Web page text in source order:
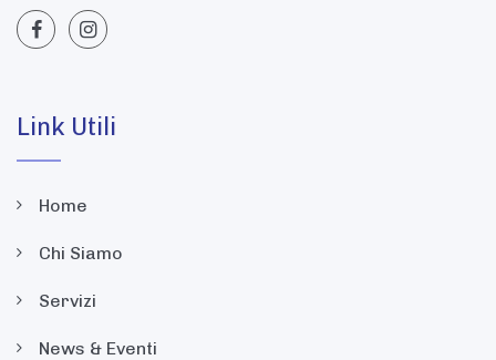
Link Utili
Home
Chi Siamo
Servizi
News & Eventi